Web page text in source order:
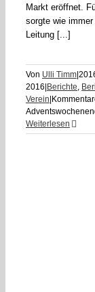
Markt eröffnet.
sorgte wie
Leitung [...]
Von Ulli Timm
2016 Berichte,
Verein
Weiterlesen